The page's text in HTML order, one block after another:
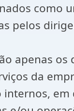
como
pelos
apenas
da